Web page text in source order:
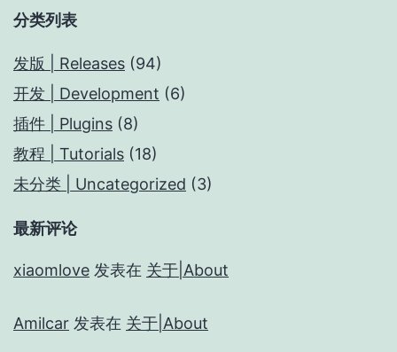
分类列表
发版 | Releases (94)
开发 | Development (6)
插件 | Plugins (8)
教程 | Tutorials (18)
未分类 | Uncategorized (3)
最新评论
xiaomlove 发表在 关于|About
Amilcar 发表在 关于|About